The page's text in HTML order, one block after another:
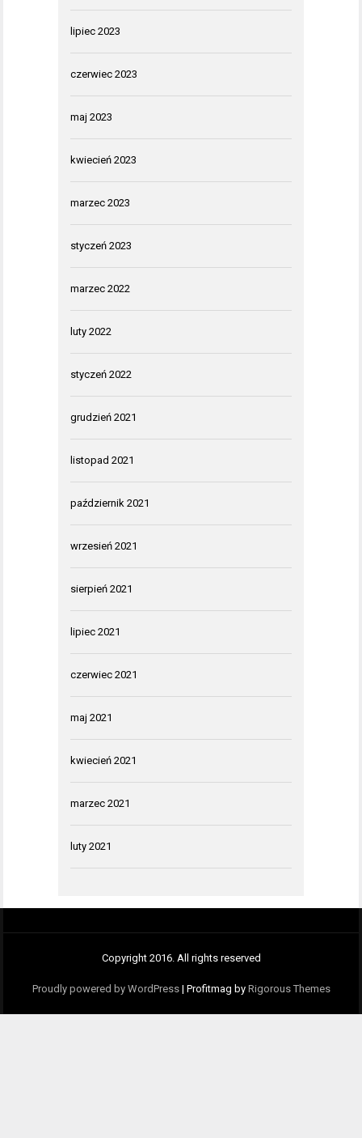
lipiec 2023
czerwiec 2023
maj 2023
kwiecień 2023
marzec 2023
styczeń 2023
marzec 2022
luty 2022
styczeń 2022
grudzień 2021
listopad 2021
październik 2021
wrzesień 2021
sierpień 2021
lipiec 2021
czerwiec 2021
maj 2021
kwiecień 2021
marzec 2021
luty 2021
Copyright 2016. All rights reserved
Proudly powered by WordPress | Profitmag by Rigorous Themes